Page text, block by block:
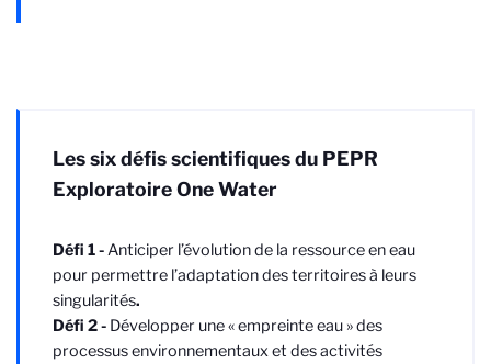
Les six défis scientifiques du PEPR
Exploratoire One Water
Défi 1 - Anticiper l’évolution de la ressource en eau
pour permettre l’adaptation des territoires à leurs
singularités.
Défi 2 - Développer une « empreinte eau » des
processus environnementaux et des activités